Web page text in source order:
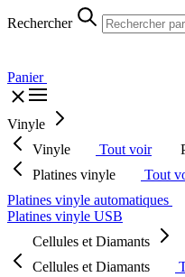
Rechercher
Panier
Vinyle
Vinyle
Tout voir
Platines vinyle
Tout
Platines vinyle automatiques
Platines vinyle USB
Cellules et Diamants
Cellules et Diamants